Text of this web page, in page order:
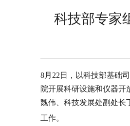
科技部专家
8月 22 日，以科技部基础
院开展科研设施和仪器
魏伟、科技发展处副处长
工作。